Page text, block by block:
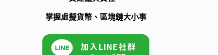
掌握虛擬貨幣、區塊鏈大小事